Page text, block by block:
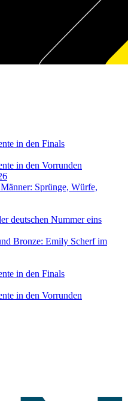
in den Finals
in den Vorrunden
Sprünge, Würfe,
deutschen Nummer eins
Bronze: Emily Scherf im
in den Finals
in den Vorrunden